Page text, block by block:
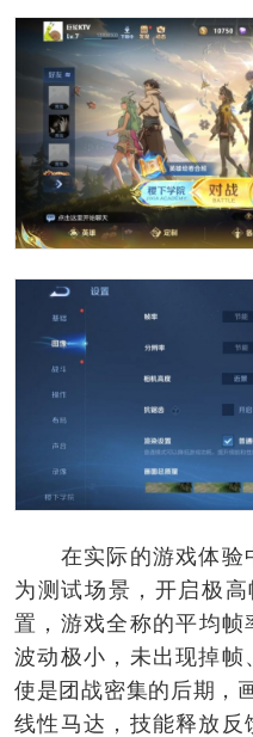
在实际的游戏体验
为测试场景，开启极
置，游戏全称的平均帧
波动极小，未出现掉帧
使是团战密集的后期，
线性马达，技能释放反